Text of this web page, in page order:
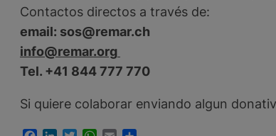
Contactos directos a través de:
email: sos@remar.ch
info@remar.org
Tel. +41 844 777 770
Si quiere colaborar enviando algun